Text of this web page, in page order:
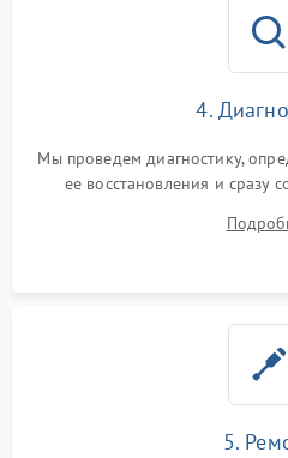
4.
Мы проведем диагностику,
ее восстановления и сразу
5.